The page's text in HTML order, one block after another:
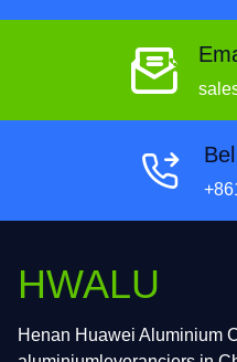
HWALU
Henan Huawei Aluminium